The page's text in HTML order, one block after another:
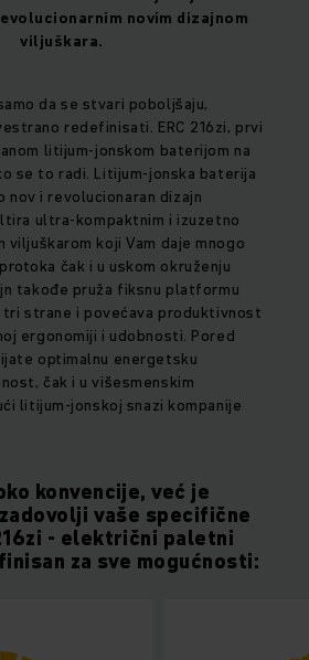
novim dizajnom
viljuškara.
da se stvari poboljšaju,
redefinisati. ERC 216zi, prvi
litijum-jonskom baterijom na
se to radi. Litijum-jonska baterija
nov i revolucionaran dizajn
ultra-kompaktnim i izuzetno
koji Vam daje mnogo
čak i u uskom okruženju
takođe pruža fiksnu platformu
strane i povećava produktivnost
ergonomiji i udobnosti. Pored
optimalnu energetsku
čak i u višesmenskim
litijum-jonskoj snazi kompanije
konvencije, već je
vaše specifične
- električni paletni
za sve mogućnosti: